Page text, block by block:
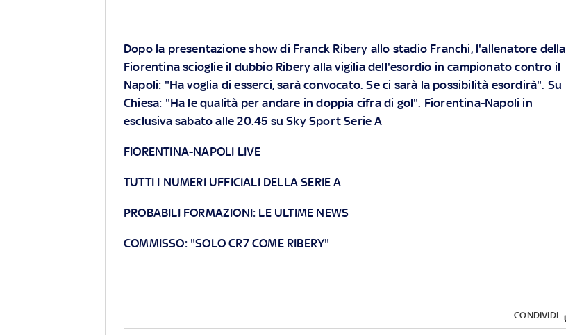
Dopo la presentazione show di Franck Ribery allo stadio Franchi, l'allenatore della
Fiorentina scioglie il dubbio Ribery alla vigilia dell'esordio in campionato contro il
Napoli: "Ha voglia di esserci, sarà convocato. Se ci sarà la possibilità esordirà". Su
Chiesa: "Ha le qualità per andare in doppia cifra di gol". Fiorentina-Napoli in
esclusiva sabato alle 20.45 su Sky Sport Serie A
FIORENTINA-NAPOLI LIVE
TUTTI I NUMERI UFFICIALI DELLA SERIE A
PROBABILI FORMAZIONI: LE ULTIME NEWS
COMMISSO: "SOLO CR7 COME RIBERY"
CONDIVIDI